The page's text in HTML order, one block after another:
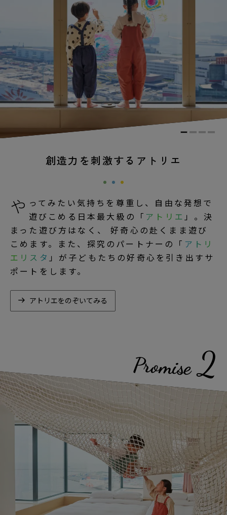
創造力を刺激するアトリエ
や ってみたい気持ちを尊重し、自由な発想で
遊びこめる日本最大級の「 アトリエ 」。決
まった遊び方はなく、 好奇心の赴くまま遊び
こめます。また、探究のパートナーの「 アトリ
エリスタ 」が子どもたちの好奇心を引き出すサ
ポートをします。
アトリエをのぞいてみる
Promise2